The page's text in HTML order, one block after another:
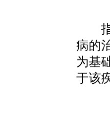
指
病的
为基
于该